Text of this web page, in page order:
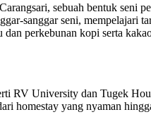
sebuah bentuk seni
sanggar seni, mempelajari
perkebunan kopi serta
RV University dan Tugek
homestay yang nyaman